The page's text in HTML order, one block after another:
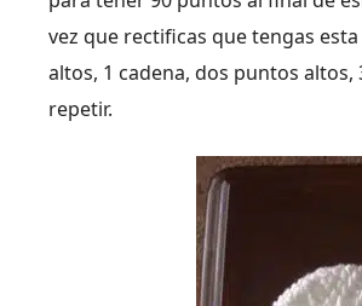
vez que rectificas que tengas
altos, 1 cadena, dos puntos
repetir.